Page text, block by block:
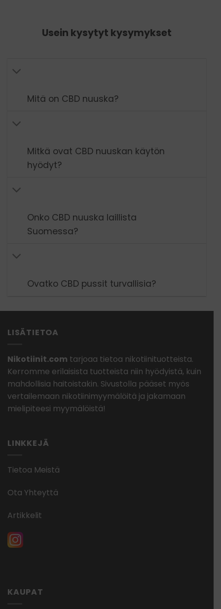
Usein kysytyt kysymykset
Mitä on CBD nuuska?
Mitkä ovat CBD nuuskan käytön
hyödyt?
Onko CBD nuuska laillista
Suomessa?
Ovatko CBD pussit turvallisia?
LISÄTIETOA
Nikotiinit.com tarjoaa tietoa nikotiinituotteista.
Kerromme erilaisista tuotteista niin hyödyistä, kuin
mahdollisia haitoistakin. Sivustolla pääset myös
vertailemaan nikotiinimyymälöitä ja jakamaan
mielipiteesi myymälöistä!
LINKKEJÄ
Tietoa Meistä
Ota Yhteyttä
Artikkelit
KAUPAT